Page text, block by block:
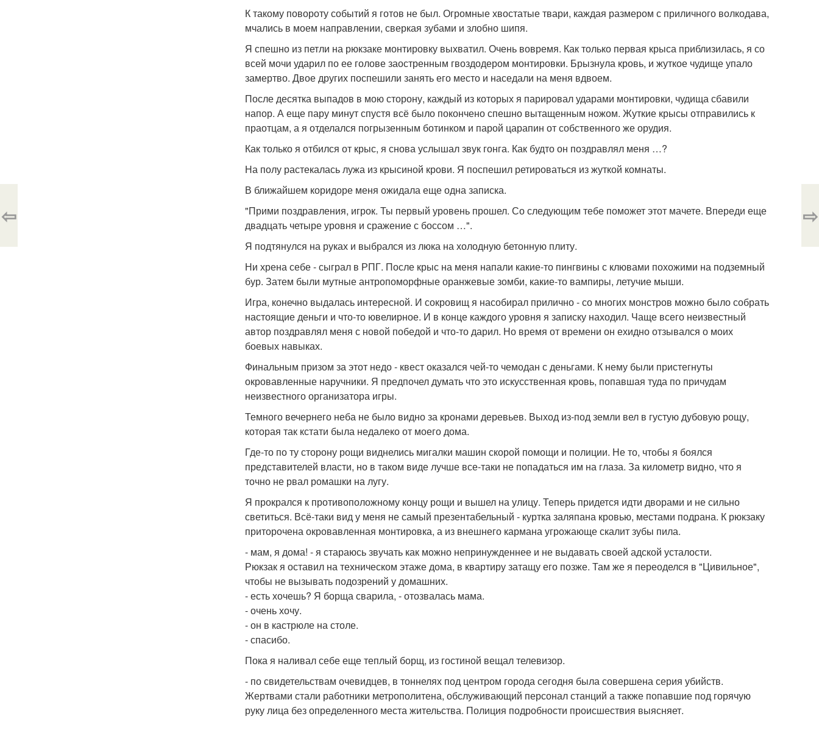
К такому повороту событий я готов не был. Огромные хвостатые твари, каждая размером с приличного волкодава,
мчались в моем направлении, сверкая зубами и злобно шипя.
Я спешно из петли на рюкзаке монтировку выхватил. Очень вовремя. Как только первая крыса приблизилась, я со
всей мочи ударил по ее голове заостренным гвоздодером монтировки. Брызнула кровь, и жуткое чудище упало
замертво. Двое других поспешили занять его место и наседали на меня вдвоем.
После десятка выпадов в мою сторону, каждый из которых я парировал ударами монтировки, чудища сбавили
напор. А еще пару минут спустя всё было покончено спешно вытащенным ножом. Жуткие крысы отправились к
праотцам, а я отделался погрызенным ботинком и парой царапин от собственного же орудия.
Как только я отбился от крыс, я снова услышал звук гонга. Как будто он поздравлял меня …?
На полу растекалась лужа из крысиной крови. Я поспешил ретироваться из жуткой комнаты.
В ближайшем коридоре меня ожидала еще одна записка.
"Прими поздравления, игрок. Ты первый уровень прошел. Со следующим тебе поможет этот мачете. Впереди еще
двадцать четыре уровня и сражение с боссом …".
Я подтянулся на руках и выбрался из люка на холодную бетонную плиту.
Ни хрена себе - сыграл в РПГ. После крыс на меня напали какие-то пингвины с клювами похожими на подземный
бур. Затем были мутные антропоморфные оранжевые зомби, какие-то вампиры, летучие мыши.
Игра, конечно выдалась интересной. И сокровищ я насобирал прилично - со многих монстров можно было собрать
настоящие деньги и что-то ювелирное. И в конце каждого уровня я записку находил. Чаще всего неизвестный
автор поздравлял меня с новой победой и что-то дарил. Но время от времени он ехидно отзывался о моих
боевых навыках.
Финальным призом за этот недо - квест оказался чей-то чемодан с деньгами. К нему были пристегнуты
окровавленные наручники. Я предпочел думать что это искусственная кровь, попавшая туда по причудам
неизвестного организатора игры.
Темного вечернего неба не было видно за кронами деревьев. Выход из-под земли вел в густую дубовую рощу,
которая так кстати была недалеко от моего дома.
Где-то по ту сторону рощи виднелись мигалки машин скорой помощи и полиции. Не то, чтобы я боялся
представителей власти, но в таком виде лучше все-таки не попадаться им на глаза. За километр видно, что я
точно не рвал ромашки на лугу.
Я прокрался к противоположному концу рощи и вышел на улицу. Теперь придется идти дворами и не сильно
светиться. Всё-таки вид у меня не самый презентабельный - куртка заляпана кровью, местами подрана. К рюкзаку
приторочена окровавленная монтировка, а из внешнего кармана угрожающе скалит зубы пила.
- мам, я дома! - я стараюсь звучать как можно непринужденнее и не выдавать своей адской усталости.
Рюкзак я оставил на техническом этаже дома, в квартиру затащу его позже. Там же я переоделся в "Цивильное",
чтобы не вызывать подозрений у домашних.
- есть хочешь? Я борща сварила, - отозвалась мама.
- очень хочу.
- он в кастрюле на столе.
- спасибо.
Пока я наливал себе еще теплый борщ, из гостиной вещал телевизор.
- по свидетельствам очевидцев, в тоннелях под центром города сегодня была совершена серия убийств.
Жертвами стали работники метрополитена, обслуживающий персонал станций а также попавшие под горячую
руку лица без определенного места жительства. Полиция подробности происшествия выясняет.
⇦ ⇨